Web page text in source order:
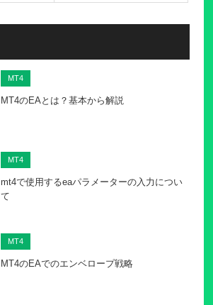
MT4
MT4のEAとは？基本から解説
MT4
mt4で使用するeaパラメーターの入力につい
て
MT4
MT4のEAでのエンベロープ戦略